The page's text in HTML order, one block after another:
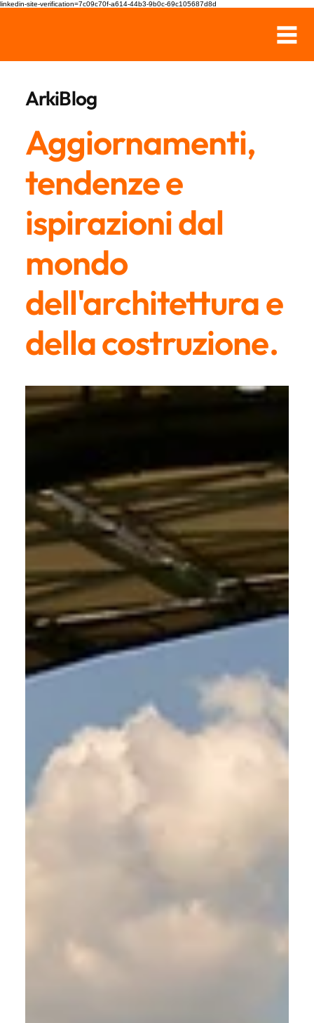
linkedin-site-verification=7c09c70f-a614-44b3-9b0c-69c105687d8d
ArkiBlog
Aggiornamenti,
tendenze e
ispirazioni dal
mondo
dell'architettura e
della costruzione.